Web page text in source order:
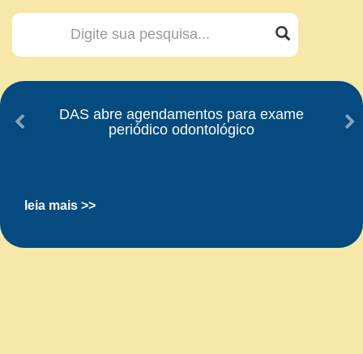
DAS abre agendamentos para exame
periódico odontológico
leia mais >>